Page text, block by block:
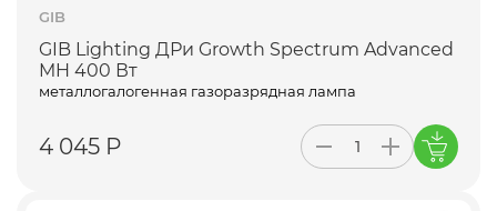
GIB
GIB Lighting ДРи Growth Spectrum Advanced
MH 400 Вт
металлогалогенная газоразрядная лампа
4 045 Р